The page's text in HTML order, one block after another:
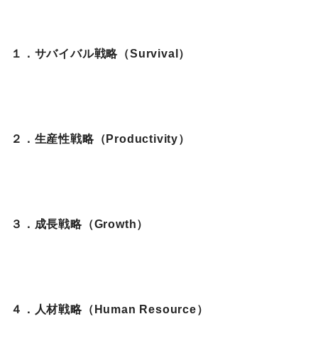
１．サバイバル戦略（Survival）
２．生産性戦略（Productivity）
３．成長戦略（Growth）
４．人材戦略（Human Resource）